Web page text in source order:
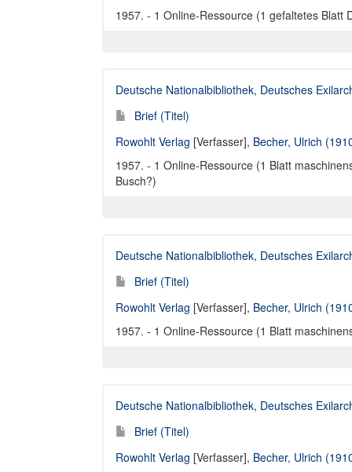
1957. - 1 Online-Ressource (1 gefaltetes Blatt
Deutsche Nationalbibliothek, Deutsches
Brief (Titel)
Rowohlt Verlag [Verfasser], Becher, Ulrich
1957. - 1 Online-Ressource (1 Blatt
Busch?)
Deutsche Nationalbibliothek, Deutsches
Brief (Titel)
Rowohlt Verlag [Verfasser], Becher, Ulrich
1957. - 1 Online-Ressource (1 Blatt
Deutsche Nationalbibliothek, Deutsches
Brief (Titel)
Rowohlt Verlag [Verfasser], Becher, Ulrich